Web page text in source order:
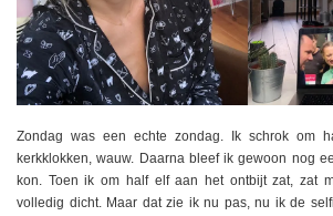
Zondag was een echte zondag. Ik schrok om
kerkklokken, wauw. Daarna bleef ik gewoon nog
kon. Toen ik om half elf aan het ontbijt zat, zat
volledig dicht. Maar dat zie ik nu pas, nu ik de